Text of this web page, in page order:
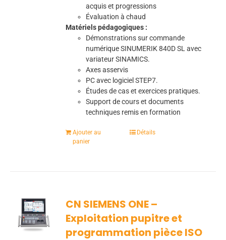
acquis et progressions
Évaluation à chaud
Matériels pédagogiques :
Démonstrations sur commande
numérique SINUMERIK 840D SL avec
variateur SINAMICS.
Axes asservis
PC avec logiciel STEP7.
Études de cas et exercices pratiques.
Support de cours et documents
techniques remis en formation
Ajouter au
panier
Détails
CN SIEMENS ONE –
Exploitation pupitre et
programmation pièce ISO